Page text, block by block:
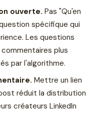
ouverte. Pas "Qu'en
spécifique qui
Les questions
plus
par l'algorithme.
Mettre un lien
réduit la distribution
créateurs LinkedIn